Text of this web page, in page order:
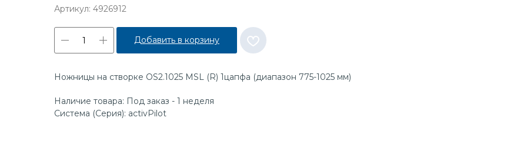
Артикул: 4926912
Добавить в корзину
Ножницы на створке OS2.1025 MSL (R) 1цапфа (диапазон 775-1025 мм)
Наличие товара: Под заказ - 1 неделя
Система (Серия): activPilot